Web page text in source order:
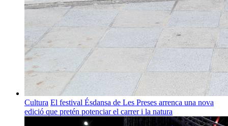
Cultura El festival Ésdansa de Les Preses arrenca una nova
edició que pretén potenciar el carrer i la natura